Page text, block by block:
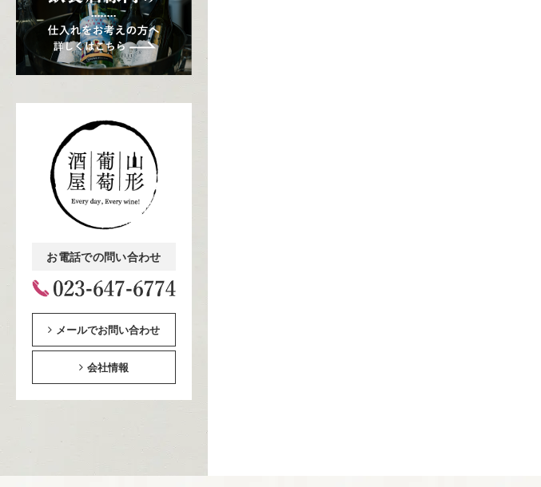
お電話での問い合わせ
メールでお問い合わせ
会社情報